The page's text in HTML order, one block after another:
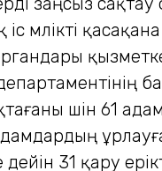
қасақана
үшін 61
31 қару